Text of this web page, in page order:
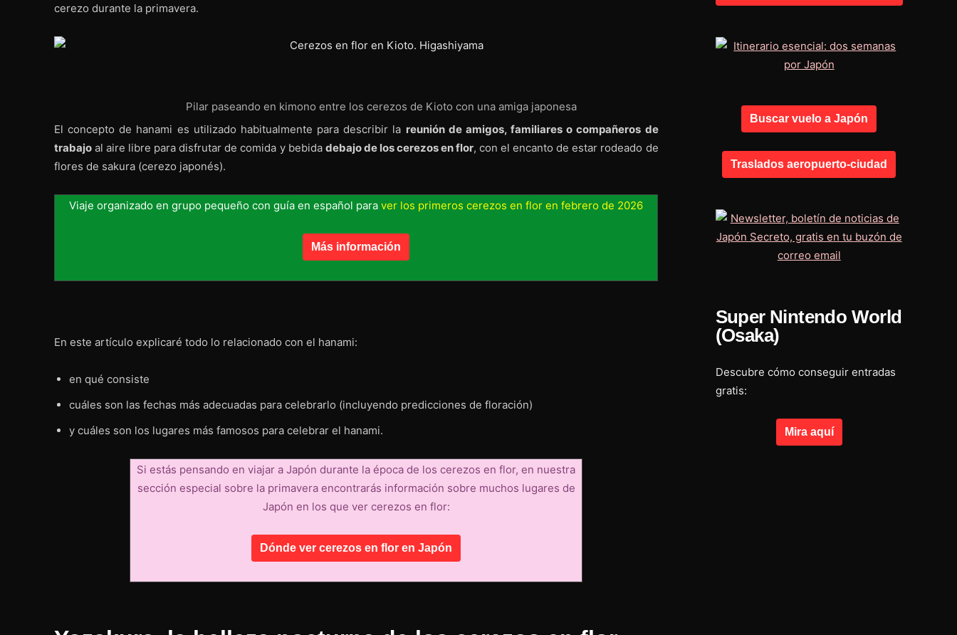
cerezo durante la primavera.
Pilar paseando en kimono entre los cerezos de Kioto con una amiga japonesa
El concepto de hanami es utilizado habitualmente para describir la reunión de amigos, familiares o compañeros de
trabajo al aire libre para disfrutar de comida y bebida debajo de los cerezos en flor, con el encanto de estar rodeado de
flores de sakura (cerezo japonés).
Viaje organizado en grupo pequeño con guía en español para ver los primeros cerezos en flor en febrero de 2026
Más información
En este artículo explicaré todo lo relacionado con el hanami:
en qué consiste
cuáles son las fechas más adecuadas para celebrarlo (incluyendo predicciones de floración)
y cuáles son los lugares más famosos para celebrar el hanami.
Si estás pensando en viajar a Japón durante la época de los cerezos en flor, en nuestra
sección especial sobre la primavera encontrarás información sobre muchos lugares de
Japón en los que ver cerezos en flor:
Dónde ver cerezos en flor en Japón
Buscar vuelo a Japón
Traslados aeropuerto-ciudad
Super Nintendo World
(Osaka)
Descubre cómo conseguir entradas
gratis:
Mira aquí